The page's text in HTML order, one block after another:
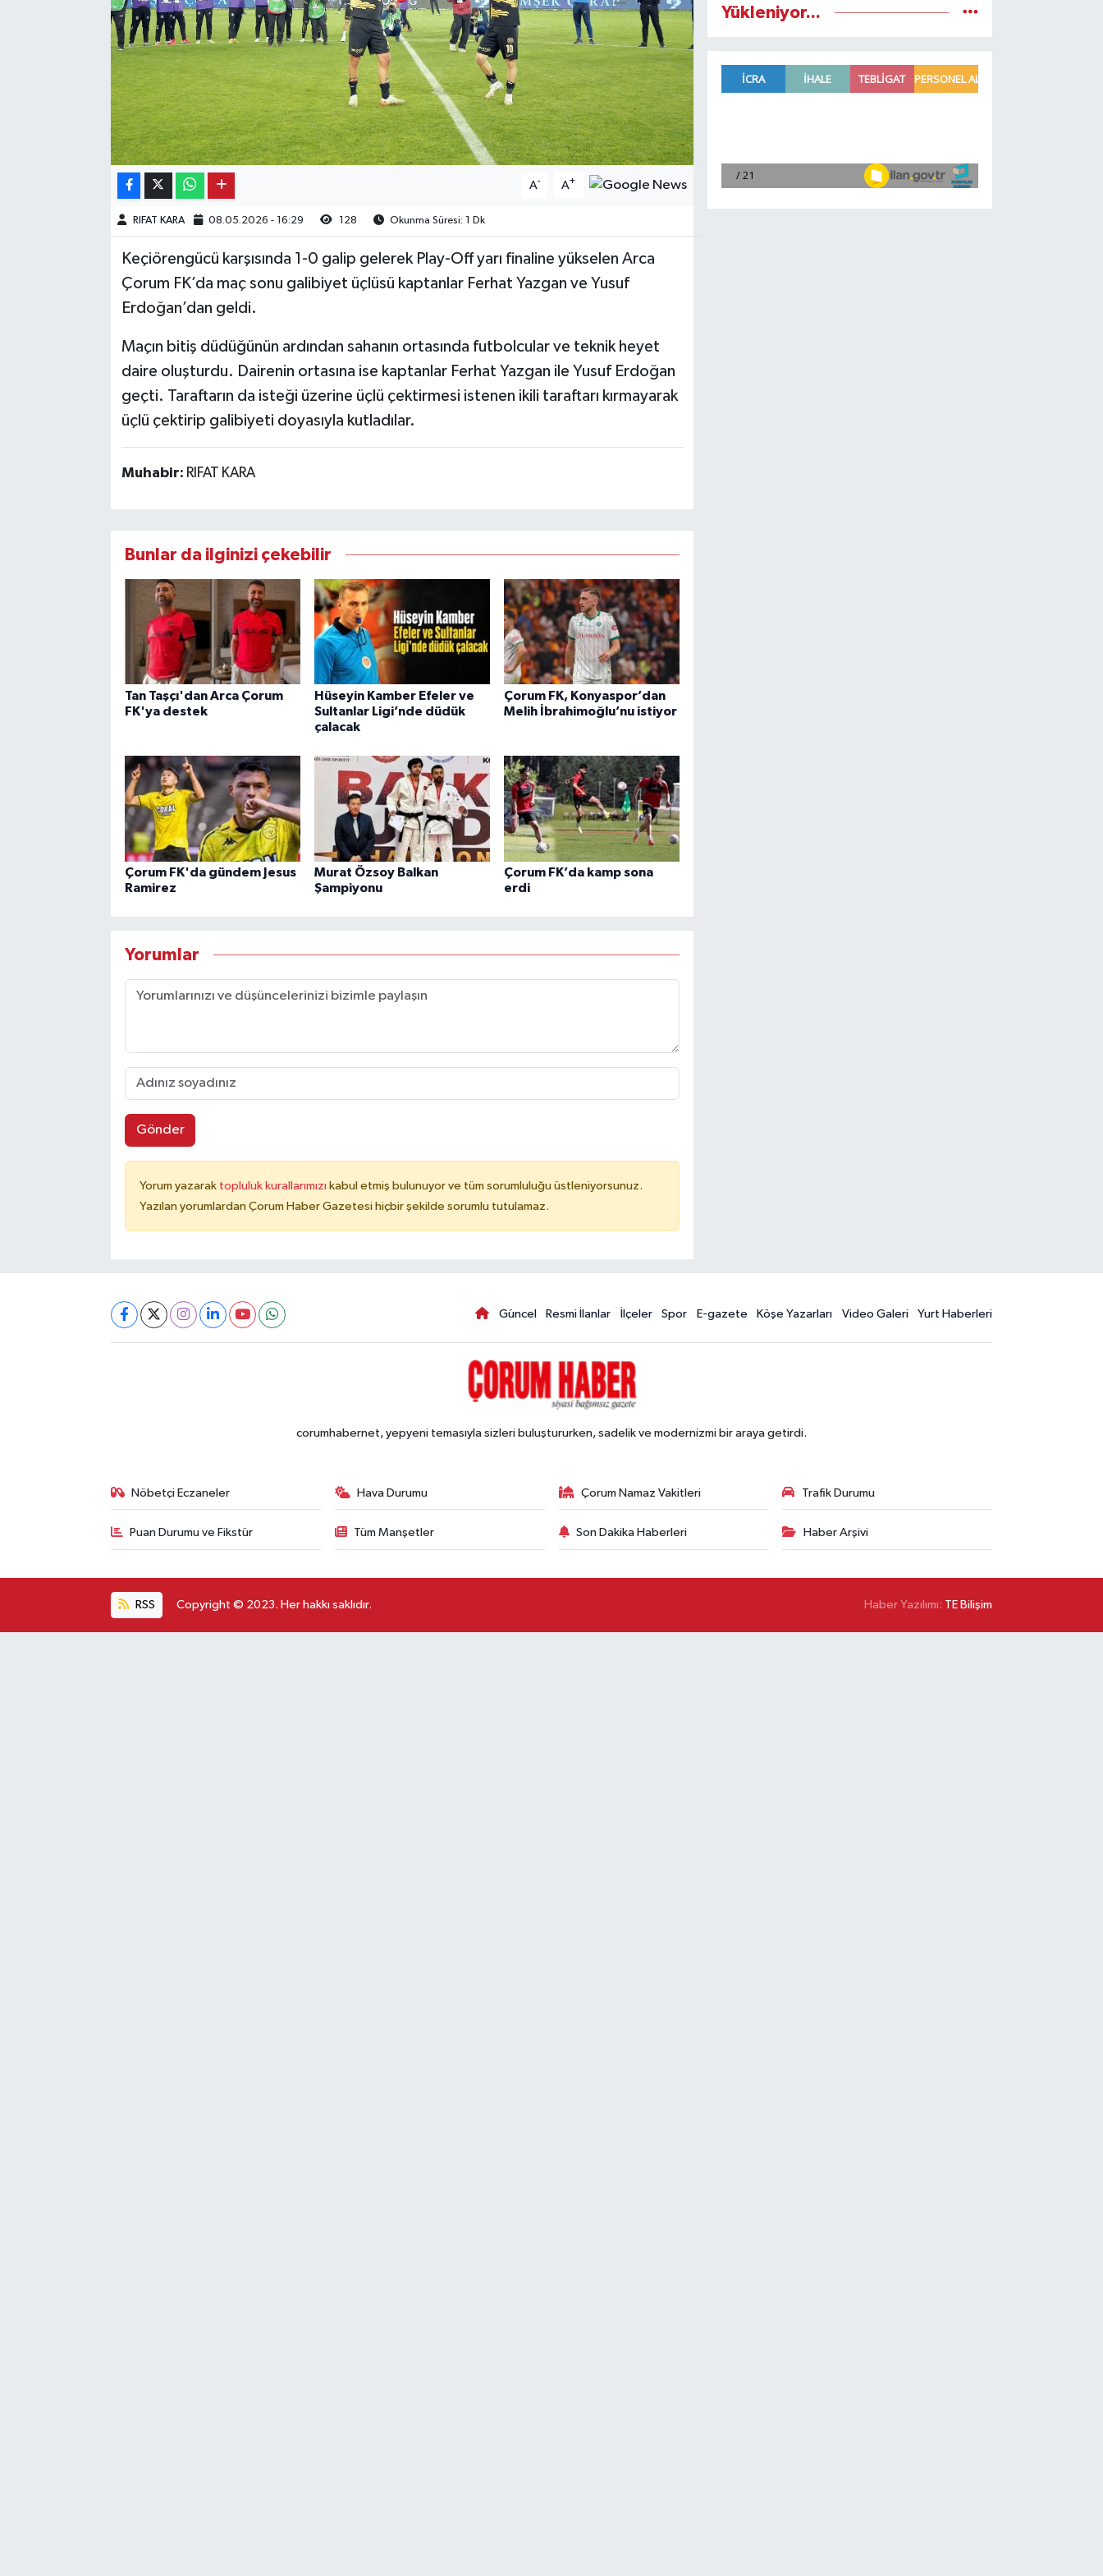
A- A+
RIFAT KARA 08.05.2026 - 16:29 128 Okunma Süresi: 1 Dk
Keçiörengücü karşısında 1-0 galip gelerek Play-Off yarı finaline yükselen Arca
Çorum FK’da maç sonu galibiyet üçlüsü kaptanlar Ferhat Yazgan ve Yusuf
Erdoğan’dan geldi.
Maçın bitiş düdüğünün ardından sahanın ortasında futbolcular ve teknik heyet
daire oluşturdu. Dairenin ortasına ise kaptanlar Ferhat Yazgan ile Yusuf Erdoğan
geçti. Taraftarın da isteği üzerine üçlü çektirmesi istenen ikili taraftarı kırmayarak
üçlü çektirip galibiyeti doyasıyla kutladılar.
Muhabir: RIFAT KARA
Bunlar da ilginizi çekebilir
Tan Taşçı'dan Arca Çorum
FK'ya destek
Hüseyin Kamber Efeler ve
Sultanlar Ligi’nde düdük
çalacak
Çorum FK, Konyaspor’dan
Melih İbrahimoğlu’nu istiyor
Çorum FK'da gündem Jesus
Ramirez
Murat Özsoy Balkan
Şampiyonu
Çorum FK’da kamp sona
erdi
Yorumlar
Gönder
Yorum yazarak topluluk kurallarımızı kabul etmiş bulunuyor ve tüm sorumluluğu üstleniyorsunuz.
Yazılan yorumlardan Çorum Haber Gazetesi hiçbir şekilde sorumlu tutulamaz.
Yükleniyor...
Güncel Resmi İlanlar İlçeler Spor E-gazete Köşe Yazarları Video Galeri Yurt Haberleri
corumhabernet, yepyeni temasıyla sizleri buluştururken, sadelik ve modernizmi bir araya getirdi.
Nöbetçi Eczaneler Hava Durumu Çorum Namaz Vakitleri Trafik Durumu
Puan Durumu ve Fikstür Tüm Manşetler Son Dakika Haberleri Haber Arşivi
RSS Copyright © 2023. Her hakkı saklıdır. Haber Yazılımı: TE Bilişim
Osmancık